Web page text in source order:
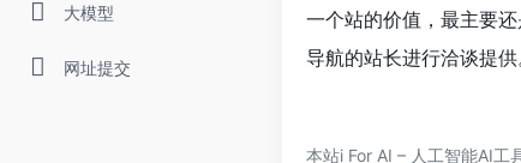
大模型
网址提交
一个站的价值，最主要
导航的站长进行洽谈提
本站i For AI – 人工智能AI